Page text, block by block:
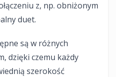
z, np. obniżonym
duet.
są w różnych
dzięki czemu każdy
szerokość